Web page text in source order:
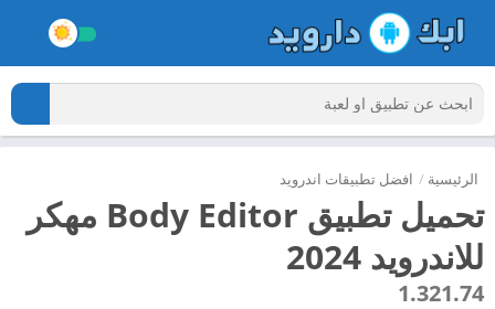
الرئيسية / افضل تطبيقات اندرويد
تحميل تطبيق Body Editor مهكر
للاندرويد 2024
1.321.74